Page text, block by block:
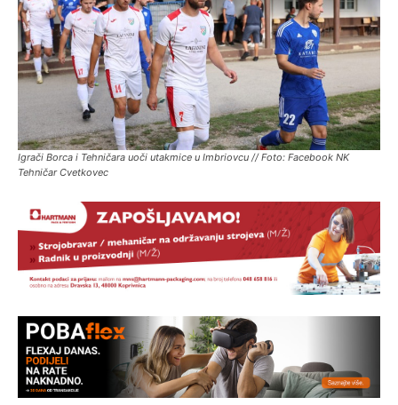
Igrači Borca i Tehničara uoči utakmice u Imbriovcu // Foto: Facebook NK
Tehničar Cvetkovec